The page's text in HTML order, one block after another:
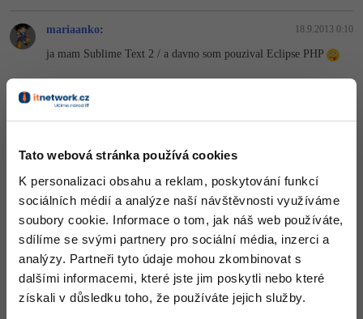
Tato webová stránka používá cookies
K personalizaci obsahu a reklam, poskytování funkcí
sociálních médií a analýze naší návštěvnosti využíváme
soubory cookie. Informace o tom, jak náš web používáte,
sdílíme se svými partnery pro sociální média, inzerci a
analýzy. Partneři tyto údaje mohou zkombinovat s
dalšími informacemi, které jste jim poskytli nebo které
získali v důsledku toho, že používáte jejich služby.
WordPress specialista
SEO specialista
Umělá inteligence (AI)
Více
Windows
Sítě
Elektronický podpis
Fórum
Kurzy designu
HTML/CSS -80%
Příběhy absolventů
mariaanko: 18.9.2013 0:10
ja mam Sublime Text 2 / a davno som pouzival Eclipse PHP
Nahoru
Odpovídá na Neaktivní uživatel
mkub:
aj ja pouzivam geany asom s nim takisto velmi spokojny... ale
mam aj ine IDE, keby nieco, ale v nich uz pomenej
Nahoru Odpovědět